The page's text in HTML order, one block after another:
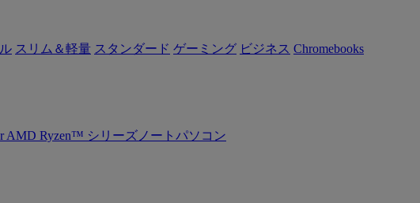
スリム＆軽量 スタンダード ゲーミング ビジネス Chromebooks
AMD Ryzen™ シリーズノートパソコン